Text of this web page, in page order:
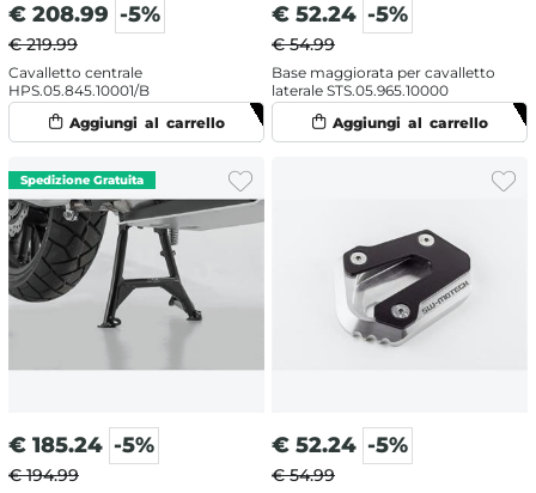
€ 208.99 -5%
€ 219.99
Cavalletto centrale
HPS.05.845.10001/B
€ 52.24 -5%
€ 54.99
Base maggiorata per cavalletto
laterale STS.05.965.10000
€ 185.24 -5%
€ 194.99
€ 52.24 -5%
€ 54.99